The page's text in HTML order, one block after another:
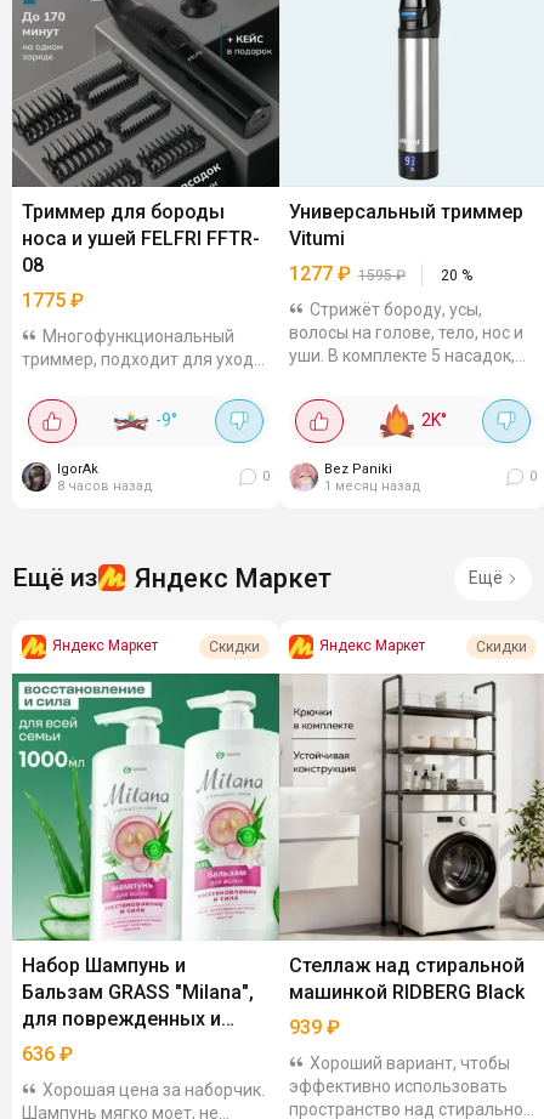
Триммер для бороды
носа и ушей FELFRI FFTR-
08
1775 ₽
Многофункциональный
триммер, подходит для ухода
в носу. Лезвие плавающее, 9
сменных насадок, степень
промывать...
-9°
IgorAk
8 часов назад
0
Универсальный триммер
Vitumi
1277 ₽ 1595₽ 20 %
Стрижёт бороду, усы,
волосы на голове, тело, нос и
уши. В комплекте 5 насадок,
телескопическую с
регулировкой длины. Можно
мыть под краном....
2K°
Bez Paniki
1 месяц назад
0
Ещё из Яндекс Маркет Ещё
Яндекс Маркет Скидки
Набор Шампунь и
Бальзам GRASS "Milana",
для поврежденных и
сухих волос, 1000 мл
636 ₽
Хорошая цена за наборчик.
Шампунь мягко моет, не
Яндекс Маркет Скидки
Стеллаж над стиральной
машинкой RIDBERG Black
939 ₽
Хороший вариант, чтобы
эффективно использовать
пространство над стиральной